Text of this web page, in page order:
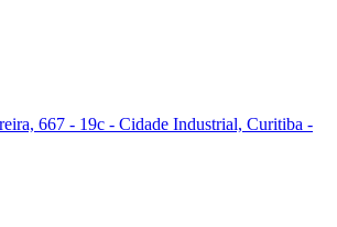
667 - 19c - Cidade Industrial, Curitiba -